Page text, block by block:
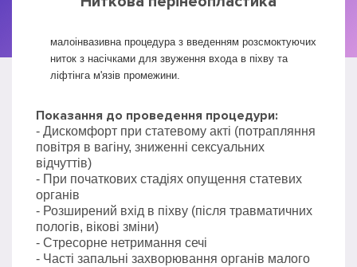
малоінвазивна процедура з введенням розсмоктуючих
ниток з насічками для звуження входа в піхву та
ліфтінга м'язів промежини.
Показання до проведення процедури:
- Дискомфорт при статевому акті (потрапляння
повітря в вагіну, зниженні сексуальних
відчуттів)
- При початкових стадіях опущення статевих
органів
- Розширений вхід в піхву (після травматичних
пологів, вікові зміни)
- Стресорне нетримання сечі
- Часті запальні захворювання органів малого